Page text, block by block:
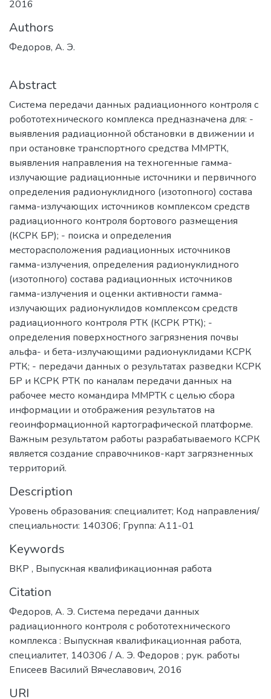
Date
2016
Authors
Abstract
Система передачи данных радиационного контроля с
робототехнического комплекса предназначена для: -
выявления радиационной обстановки в движении и
при остановке транспортного средства ММРТК,
выявления направления на техногенные гамма-
излучающие радиационные источники и первичного
определения радионуклидного (изотопного) состава
гамма-излучающих источников комплексом средств
радиационного контроля бортового размещения
(КСРК БР); - поиска и определения
месторасположения радиационных источников
гамма-излучения, определения радионуклидного
(изотопного) состава радиационных источников
гамма-излучения и оценки активности гамма-
излучающих радионуклидов комплексом средств
радиационного контроля РТК (КСРК РТК); -
определения поверхностного загрязнения почвы
альфа- и бета-излучающими радионуклидами КСРК
РТК; - передачи данных о результатах разведки КСРК
БР и КСРК РТК по каналам передачи данных на
рабочее место командира ММРТК с целью сбора
информации и отображения результатов на
геоинформационной картографической платформе.
Важным результатом работы разрабатываемого КСРК
территорий.
Description
специальности: 140306; Группа: А11-01
Keywords
ВКР,Выпускная квалификационная работа
Citation
Федоров, А. Э. Система передачи данных
радиационного контроля с робототехнического
комплекса : Выпускная квалификационная работа,
Еписеев Василий Вячеславович, 2016